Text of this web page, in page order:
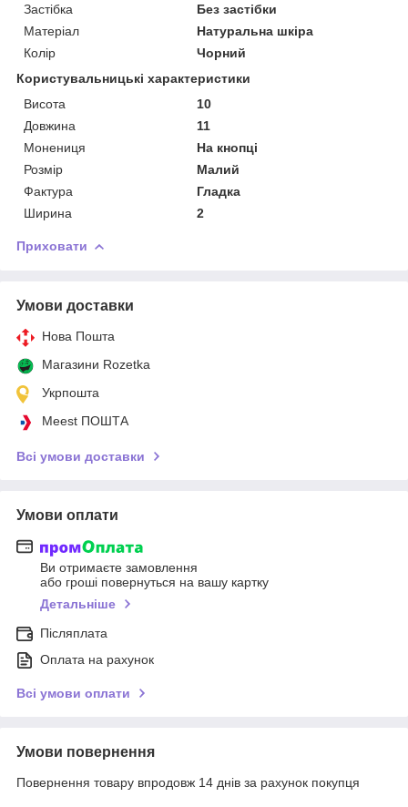
Застібка
Без застібки
Матеріал
Натуральна шкіра
Колір
Чорний
Користувальницькі характеристики
Висота
10
Довжина
11
Монениця
На кнопці
Розмір
Малий
Фактура
Гладка
Ширина
2
Приховати
Умови доставки
Нова Пошта
Магазини Rozetka
Укрпошта
Meest ПОШТА
Всі умови доставки
Умови оплати
Ви отримаєте замовлення
або гроші повернуться на вашу картку
Детальніше
Післяплата
Оплата на рахунок
Всі умови оплати
Умови повернення
Повернення товару впродовж 14 днів за рахунок покупця